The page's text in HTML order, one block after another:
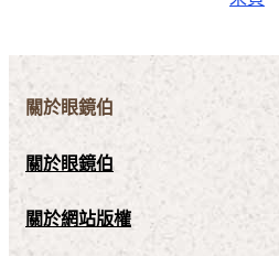
關於眼鏡伯
關於眼鏡伯
關於網站版權